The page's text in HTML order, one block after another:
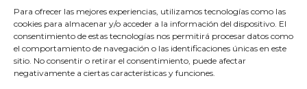
Para ofrecer las mejores experiencias, utilizamos tecnologías como las
cookies para almacenar y/o acceder a la información del dispositivo. El
consentimiento de estas tecnologías nos permitirá procesar datos como
el comportamiento de navegación o las identificaciones únicas en este
sitio. No consentir o retirar el consentimiento, puede afectar
negativamente a ciertas características y funciones.
Mapa de sitio
Financiación Kit digital